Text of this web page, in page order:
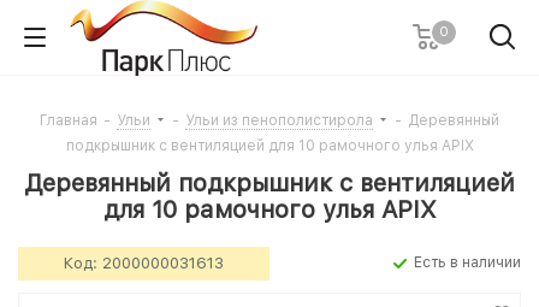
0
Главная - Ульи - Ульи из пенополистирола - Деревянный
подкрышник с вентиляцией для 10 рамочного улья APIX
Деревянный подкрышник с вентиляцией
для 10 рамочного улья APIX
Код: 2000000031613 Есть в наличии